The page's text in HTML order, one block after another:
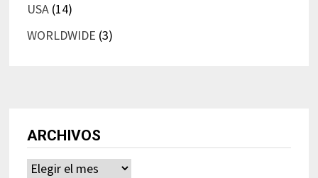
USA(14)
WORLDWIDE (3)
ARCHIVOS
Archivos